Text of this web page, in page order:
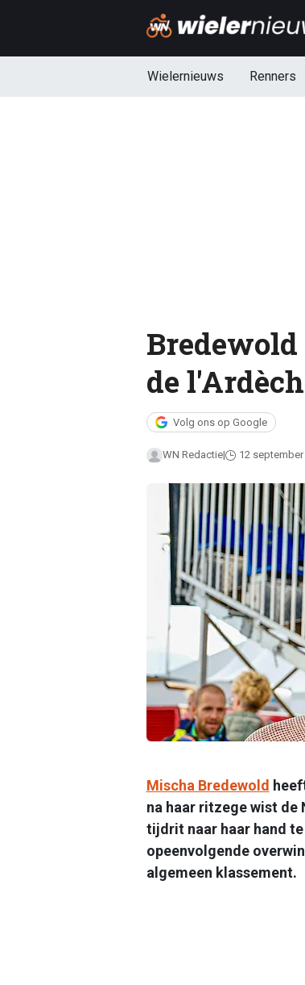
Wielernieuws Renners
de
Volg ons op Google
WN Redactie 12 september
Mischa Bredewold
na haar ritzege wist de
tijdrit naar haar hand
opeenvolgende
algemeen klassement.